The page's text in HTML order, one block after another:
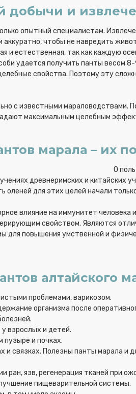
добычи и
опытный специалистам.
аккуратно, чтобы не навредить
и естественная, так как каждую
удается получить панты весом 8-
свойства. Поэтому эту
с известными мараловодствами.
максимальным целебным
марала – их
О
древнеримских и китайских
для этих целей начали
влияние на иммунитет человека
свойством. Являются
для повышения умственной и
алтайского
проблемами, варикозом.
организма после
взрослых и детей.
пузыре и почках.
связках. Полезны панты марала и
ран, язв, регенерация тканей при
пищеварительной системы.